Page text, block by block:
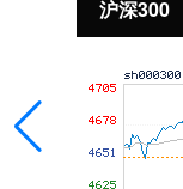
沪深300